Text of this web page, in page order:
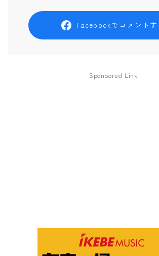
Facebookでコメントす
Sponsored Link